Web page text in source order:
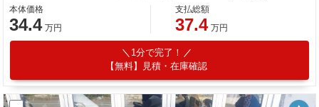
本体価格
34.4 万円
支払総額
37.4 万円
1分で完了！
【無料】見積・在庫確認